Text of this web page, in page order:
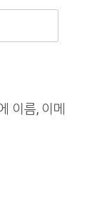
이름, 이메